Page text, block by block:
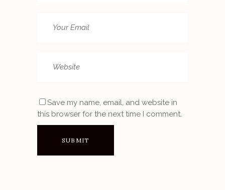
Save my name, email, and website in
this browser for the next time I comment.